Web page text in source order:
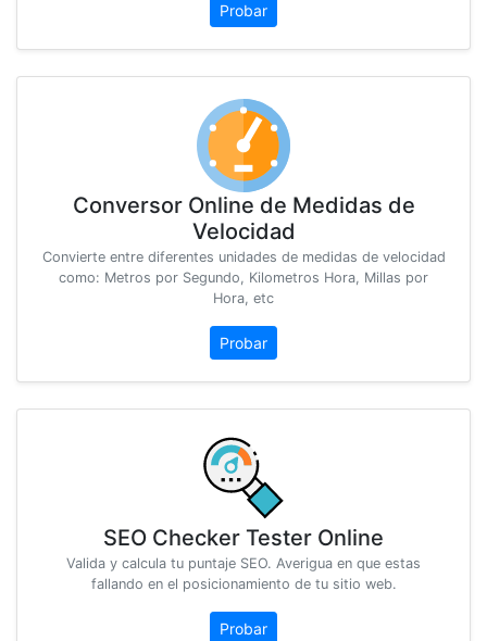
Probar
Conversor Online de Medidas de
Velocidad
Convierte entre diferentes unidades de medidas de velocidad
como: Metros por Segundo, Kilometros Hora, Millas por
Hora, etc
Probar
SEO Checker Tester Online
Valida y calcula tu puntaje SEO. Averigua en que estas
fallando en el posicionamiento de tu sitio web.
Probar